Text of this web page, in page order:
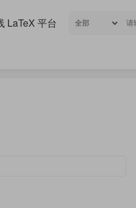
LaTeX 平台